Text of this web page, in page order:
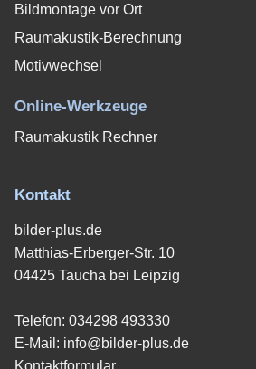
Bildmontage vor Ort
Raumakustik-Berechnung
Motivwechsel
Online-Werkzeuge
Raumakustik Rechner
Kontakt
bilder-plus.de
Matthias-Erberger-Str. 10
04425 Taucha bei Leipzig
Telefon: 034298 493330
E-Mail: info@bilder-plus.de
Kontaktformular